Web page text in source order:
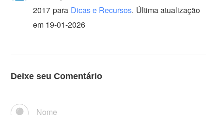
2017 para Dicas e Recursos. Última atualização
em 19-01-2026
Deixe seu Comentário